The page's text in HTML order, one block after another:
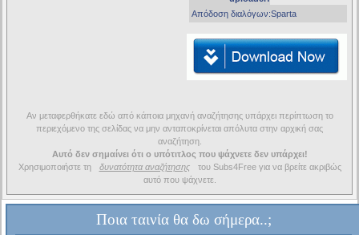
Απόδοση διαλόγων:Sparta
Αν μεταφερθήκατε εδώ από κάποια μηχανή αναζήτησης υπάρχει περίπτωση το
περιεχόμενο της σελίδας να μην ανταποκρίνεται απόλυτα στην αρχική σας
αναζήτηση.
Αυτό δεν σημαίνει ότι ο υπότιτλος που ψάχνετε δεν υπάρχει!
Χρησιμοποιήστε τη
δυνατότητα αναζήτησης
του Subs4Free για να βρείτε ακριβώς
αυτό που ψάχνετε.
Ποια ταινία θα δω σήμερα..;